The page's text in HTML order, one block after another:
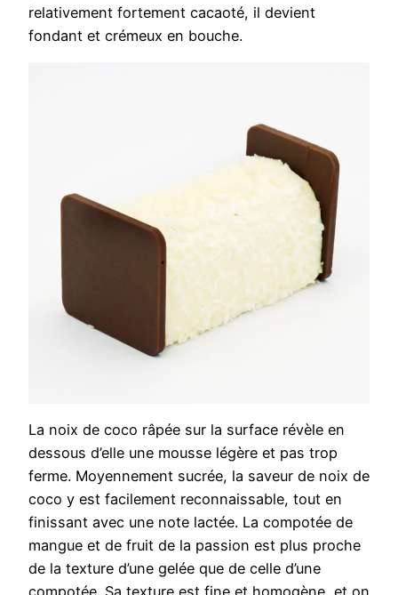
relativement fortement cacaoté, il devient
fondant et crémeux en bouche.
La noix de coco râpée sur la surface révèle en
dessous d’elle une mousse légère et pas trop
ferme. Moyennement sucrée, la saveur de noix de
coco y est facilement reconnaissable, tout en
finissant avec une note lactée. La compotée de
mangue et de fruit de la passion est plus proche
de la texture d’une gelée que de celle d’une